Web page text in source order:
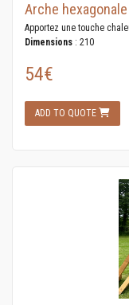
Arche hexagonale
Apportez une touche
Dimensions : 210
54€
ADD TO QUOTE